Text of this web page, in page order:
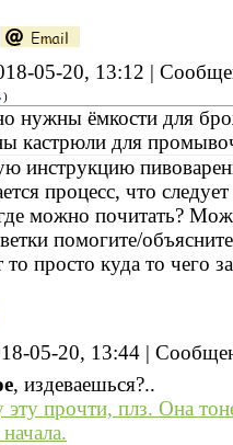
05-20, 13:12 |
)
нужны ёмкости для
кастрюли для
инструкцию
процесс, что
можно почитать?
помогите/
то просто куда то чего
05-20, 13:44 |
, издеваешься?..
прочти, плз. Она